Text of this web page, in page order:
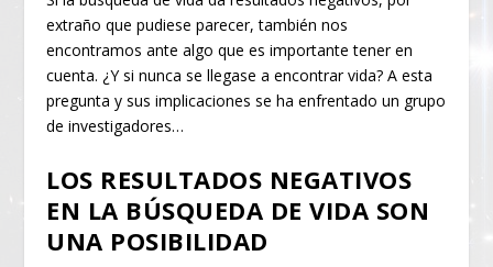
extraño que pudiese parecer, también nos
encontramos ante algo que es importante tener en
cuenta. ¿Y si nunca se llegase a encontrar vida? A esta
pregunta y sus implicaciones se ha enfrentado un grupo
de investigadores…
LOS RESULTADOS NEGATIVOS
EN LA BÚSQUEDA DE VIDA SON
UNA POSIBILIDAD